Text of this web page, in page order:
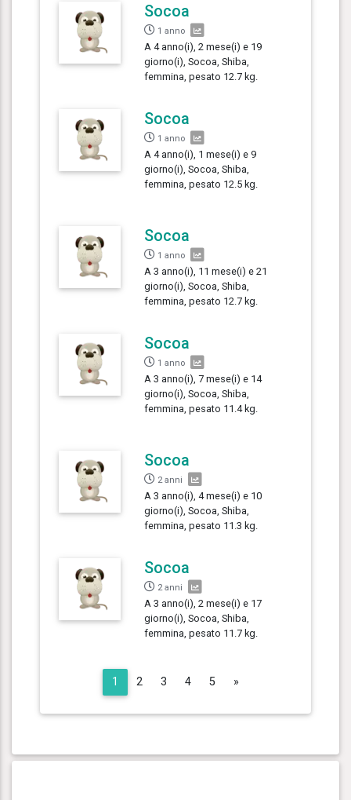
Socoa
1 anno
A 4 anno(i), 2 mese(i) e 19
giorno(i), Socoa, Shiba,
femmina, pesato 12.7 kg.
Socoa
1 anno
A 4 anno(i), 1 mese(i) e 9
giorno(i), Socoa, Shiba,
femmina, pesato 12.5 kg.
Socoa
1 anno
A 3 anno(i), 11 mese(i) e 21
giorno(i), Socoa, Shiba,
femmina, pesato 12.7 kg.
Socoa
1 anno
A 3 anno(i), 7 mese(i) e 14
giorno(i), Socoa, Shiba,
femmina, pesato 11.4 kg.
Socoa
2 anni
A 3 anno(i), 4 mese(i) e 10
giorno(i), Socoa, Shiba,
femmina, pesato 11.3 kg.
Socoa
2 anni
A 3 anno(i), 2 mese(i) e 17
giorno(i), Socoa, Shiba,
femmina, pesato 11.7 kg.
1 2 3 4 5 »